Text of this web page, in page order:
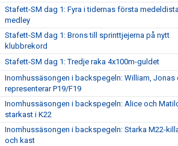
Stafett-SM dag 1: Fyra i tidernas första
medley
Stafett-SM dag 1: Brons till sprinttjejerna på nytt
klubbrekord
Stafett-SM dag 1: Tredje raka 4x100m-guldet
Inomhussäsongen i backspegeln: William, Jonas
representerar P19/F19
Inomhussäsongen i backspegeln: Alice och
starkast i K22
Inomhussäsongen i backspegeln: Starka M22-
och kast